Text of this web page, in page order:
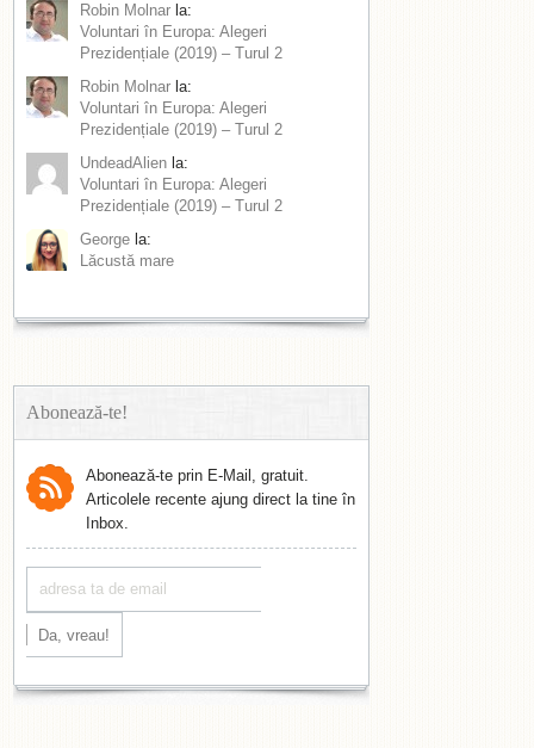
Robin Molnar la:
Voluntari în Europa: Alegeri
Prezidențiale (2019) – Turul 2
Robin Molnar la:
Voluntari în Europa: Alegeri
Prezidențiale (2019) – Turul 2
UndeadAlien la:
Voluntari în Europa: Alegeri
Prezidențiale (2019) – Turul 2
George la:
Lăcustă mare
Abonează-te!
Abonează-te prin E-Mail, gratuit.
Articolele recente ajung direct la tine în
Inbox.